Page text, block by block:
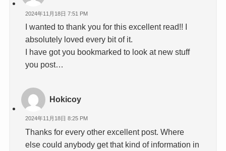
2024年11月18日 7:51 PM
I wanted to thank you for this excellent read!! I
absolutely loved every bit of it.
I have got you bookmarked to look at new stuff
you post…
Hokicoy
2024年11月18日 8:25 PM
Thanks for every other excellent post. Where
else could anybody get that kind of information in